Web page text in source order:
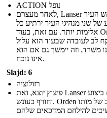
ACTION נופל
לאחר מעצרם, Lanser מתחננת עם ראש העיר Orden לספר לאנשים שלו
שני מנהיגי העיר ירתיע כל
אלימות יותר. עם זאת, בעוד Orden חרד מעט על המוות שלו, הוא מתחיל
לב לעובדה שבעוד הוא עלול
משרד, וזה יימשך גם אם הוא
אינו נוכח.
Slajd: 6
רזולוציה
פיצוץ יוצא, ואת Lanser יודע שהוא חייב ללכת עד הסוף עם ביצוע Orden
וחורף כעונש. Orden מסיים מלימודו של התנצלות, בנחישות כי החוב של מותו